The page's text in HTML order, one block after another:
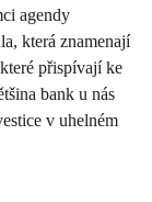
agendy
která znamenají
přispívají ke
bank u nás
v uhelném